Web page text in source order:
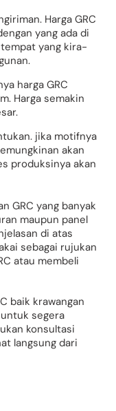
Harga GRC
yang ada di
yang kira-
harga GRC
Harga semakin
jika motifnya
akan
produksinya akan
GRC yang banyak
maupun panel
di atas
sebagai rujukan
atau membeli
baik krawangan
segera
konsultasi
langsung dari